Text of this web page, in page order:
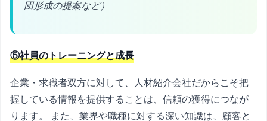
団形成の提案など）
⑤社員のトレーニングと成長
企業・求職者双方に対して、人材紹介会社だからこそ把
握している情報を提供することは、信頼の獲得につなが
ります。 また、業界や職種に対する深い知識は、顧客と